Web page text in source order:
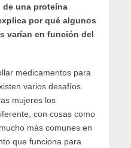
una proteína
por qué algunos
varían en función del
medicamentos para
varios desafíos.
mujeres los
con cosas como
más comunes en
que funciona para